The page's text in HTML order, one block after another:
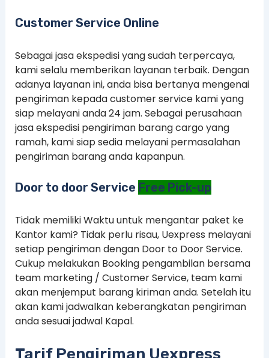
Customer Service Online
Sebagai jasa ekspedisi yang sudah terpercaya,
kami selalu memberikan layanan terbaik. Dengan
adanya layanan ini, anda bisa bertanya mengenai
pengiriman kepada customer service kami yang
siap melayani anda 24 jam. Sebagai perusahaan
jasa ekspedisi pengiriman barang cargo yang
ramah, kami siap sedia melayani permasalahan
pengiriman barang anda kapanpun.
Door to door Service Free Pick-up
Tidak memiliki Waktu untuk mengantar paket ke
Kantor kami? Tidak perlu risau, Uexpress melayani
setiap pengiriman dengan Door to Door Service.
Cukup melakukan Booking pengambilan bersama
team marketing / Customer Service, team kami
akan menjemput barang kiriman anda. Setelah itu
akan kami jadwalkan keberangkatan pengiriman
anda sesuai jadwal Kapal.
Tarif Pengiriman Uexpress